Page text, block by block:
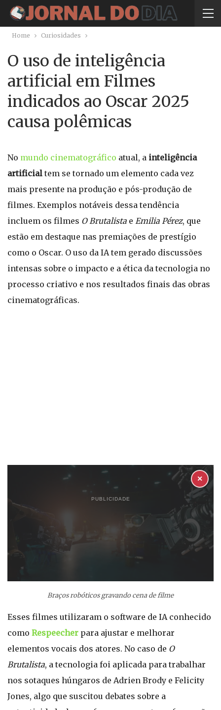
Home Curiosidades
O uso de inteligência
artificial em Filmes
indicados ao Oscar 2025
causa polêmicas
No mundo cinematográfico atual, a inteligência
artificial tem se tornado um elemento cada vez
mais presente na produção e pós-produção de
filmes. Exemplos notáveis dessa tendência
incluem os filmes O Brutalista e Emilia Pérez, que
estão em destaque nas premiações de prestígio
como o Oscar. O uso da IA tem gerado discussões
intensas sobre o impacto e a ética da tecnologia no
processo criativo e nos resultados finais das obras
cinematográficas.
PUBLICIDADE
✕
Braços robóticos gravando cena de filme
Esses filmes utilizaram o software de IA conhecido
como Respeecher para ajustar e melhorar
elementos vocais dos atores. No caso de O
Brutalista, a tecnologia foi aplicada para trabalhar
nos sotaques húngaros de Adrien Brody e Felicity
Jones, algo que suscitou debates sobre a